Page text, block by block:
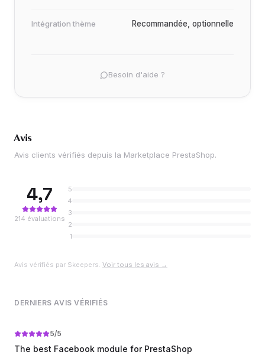
Intégration thème Recommandée, optionnelle
Besoin d'aide ?
Avis
Avis clients vérifiés depuis la Marketplace PrestaShop.
4,7
214 évaluations
5
4
3
2
1
Avis vérifiés par Skeepers. Voir tous les avis →
DERNIERS AVIS VÉRIFIÉS
5/5
The best Facebook module for PrestaShop